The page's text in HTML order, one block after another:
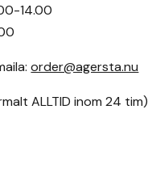
14.00
order@agersta.nu
ALLTID inom 24 tim)